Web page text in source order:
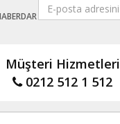
Müşteri Hizmetleri
0212 512 1 512